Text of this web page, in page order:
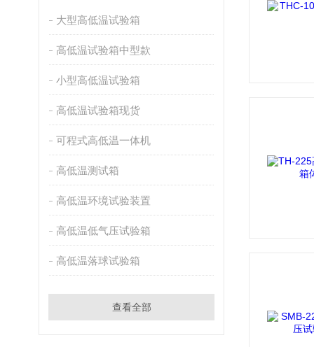
大型高低温试验箱
高低温试验箱中型款
小型高低温试验箱
高低温试验箱现货
可程式高低温一体机
高低温测试箱
高低温环境试验装置
高低温低气压试验箱
高低温落球试验箱
查看全部